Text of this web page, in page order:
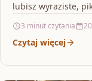
lubisz wyraziste,
3 minut czytania
Czytaj więcej